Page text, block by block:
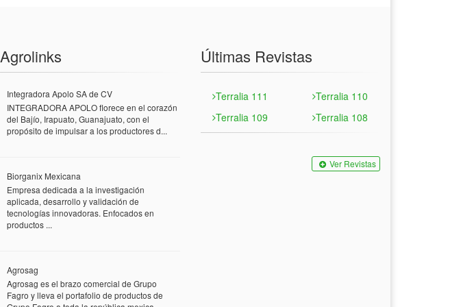
Agrolinks
Integradora Apolo SA de CV
INTEGRADORA APOLO florece en el corazón
del Bajío, Irapuato, Guanajuato, con el
propósito de impulsar a los productores d...
Biorganix Mexicana
Empresa dedicada a la investigación
aplicada, desarrollo y validación de
tecnologías innovadoras. Enfocados en
productos ...
Agrosag
Agrosag es el brazo comercial de Grupo
Fagro y lleva el portafolio de productos de
Últimas Revistas
Terralia 111
Terralia 110
Terralia 109
Terralia 108
Ver Revistas